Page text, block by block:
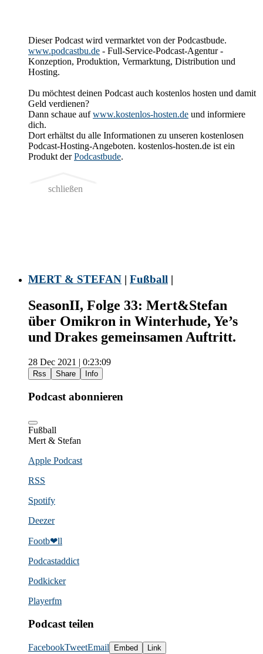
Dieser Podcast wird vermarktet von der Podcastbude.
www.podcastbu.de - Full-Service-Podcast-Agentur -
Konzeption, Produktion, Vermarktung, Distribution und
Hosting.
Du möchtest deinen Podcast auch kostenlos hosten und damit
Geld verdienen?
Dann schaue aufwww.kostenlos-hosten.de und informiere
dich.
Dort erhältst du alle Informationen zu unseren kostenlosen
Podcast-Hosting-Angeboten. kostenlos-hosten.de ist ein
Produkt derPodcastbude.
schließen
MERT & STEFAN | Fußball |
SeasonII, Folge 33: Mert&Stefan
über Omikron in Winterhude, Ye’s
und Drakes gemeinsamen Auftritt.
28 Dec 2021 | 0:23:09
Rss Share Info
Podcast abonnieren
Fußball
Mert & Stefan
Apple Podcast
RSS
Spotify
Deezer
Footb❤ll
Podcast­addict
Podkicker
Playerfm
Podcast teilen
FacebookTweetEmail Embed Link